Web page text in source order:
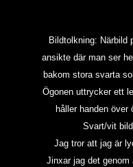
Bildtolkning: Närbild
ansikte där man ser
bakom stora svarta
Ögonen uttrycker ett
håller handen över
Svart/vit
Jinxar jag det